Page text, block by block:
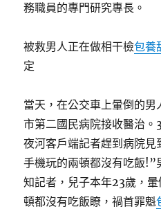
務職員的專門研究專長。
被救男人正在做相干檢包養
定
當天，在公交車上暈倒的
市第二國民病院接收醫治。
夜河客戶端記者趕到病院
手機玩的兩頓都沒有吃飯!”
知記者，兒子本年23歲，
頓都沒有吃飯瞭，禍首罪魁